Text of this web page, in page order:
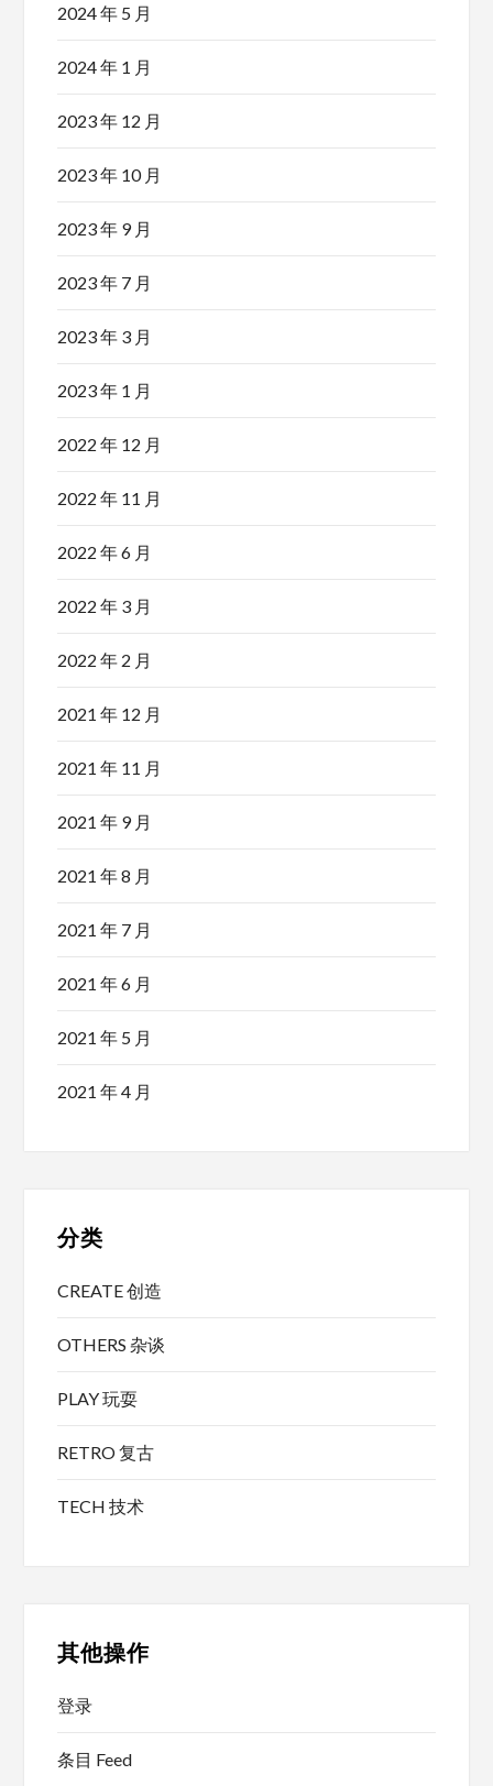
2024 年 5 月
2024 年 1 月
2023 年 12 月
2023 年 10 月
2023 年 9 月
2023 年 7 月
2023 年 3 月
2023 年 1 月
2022 年 12 月
2022 年 11 月
2022 年 6 月
2022 年 3 月
2022 年 2 月
2021 年 12 月
2021 年 11 月
2021 年 9 月
2021 年 8 月
2021 年 7 月
2021 年 6 月
2021 年 5 月
2021 年 4 月
分类
CREATE 创造
OTHERS 杂谈
PLAY 玩耍
RETRO 复古
TECH 技术
其他操作
登录
条目 Feed